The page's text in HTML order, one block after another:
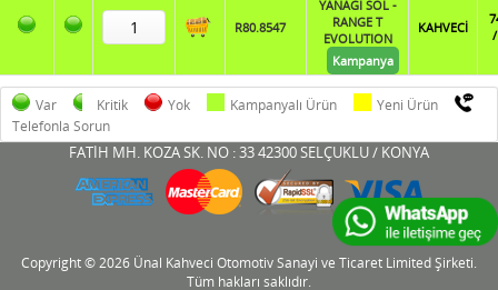
R80.8547
YANAĞI SOL -
RANGE T
EVOLUTION
Kampanya
KAHVECİ
Var Kritik Yok Kampanyalı Ürün
Yeni Ürün
Telefonla Sorun
FATİH MH. KOZA SK. NO : 33 42300 SELÇUKLU / KONYA
Copyright © 2026 Ünal Kahveci Otomotiv Sanayi ve Ticaret Limited Şirketi.
Tüm hakları saklıdır.